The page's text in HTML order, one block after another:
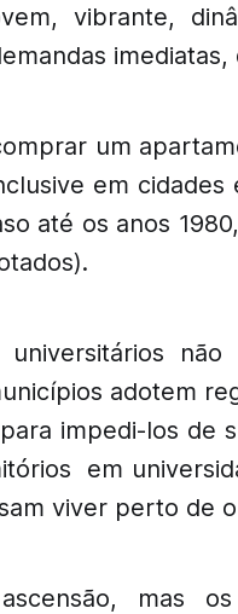
vibrante,
imediatas,
um
em cidades
até os anos
adotem
impedi-los de
em
viver perto de
mas os